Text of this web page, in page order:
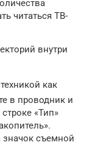
читаться ТВ-
внутри
как
в проводник и
«Тип»
съемной